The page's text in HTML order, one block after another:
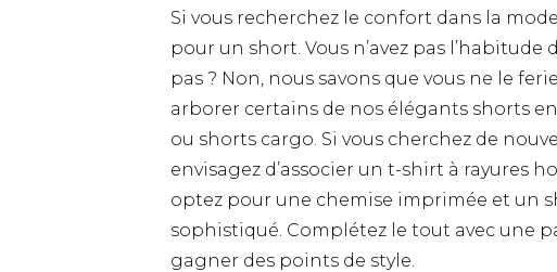
Si vous recherchez le confort dans la
pour un short. Vous n’avez pas l’habitude
pas ? Non, nous savons que vous ne le
arborer certains de nos élégants shorts
ou shorts cargo. Si vous cherchez de
envisagez d’associer un t-shirt à rayures
optez pour une chemise imprimée et un
sophistiqué. Complétez le tout avec une
gagner des points de style.